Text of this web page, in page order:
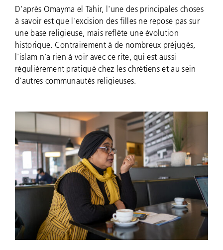
D'après Omayma el Tahir, l'une des principales choses
à savoir est que l'excision des filles ne repose pas sur
une base religieuse, mais reflète une évolution
historique. Contrairement à de nombreux préjugés,
l'islam n'a rien à voir avec ce rite, qui est aussi
régulièrement pratiqué chez les chrétiens et au sein
d'autres communautés religieuses.